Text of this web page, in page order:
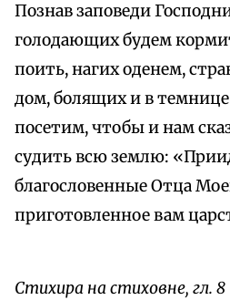
Познав заповеди
голодающих будем
поить, нагих оденем,
дом, болящих и в
посетим, чтобы и нам
судить всю землю:
благословенные Отца
приготовленное вам
Стихира на стиховне, гл. 8